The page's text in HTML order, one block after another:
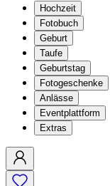
Hochzeit
Fotobuch
Geburt
Taufe
Geburtstag
Fotogeschenke
Anlässe
Eventplattform
Extras